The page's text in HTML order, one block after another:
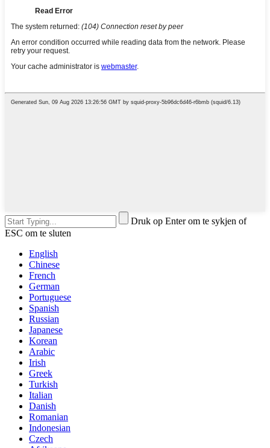
Druk op Enter om te sykjen of
ESC om te sluten
English
Chinese
French
German
Portuguese
Spanish
Russian
Japanese
Korean
Arabic
Irish
Greek
Turkish
Italian
Danish
Romanian
Indonesian
Czech